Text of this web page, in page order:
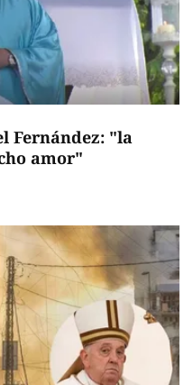
Fernández: "la
amor"